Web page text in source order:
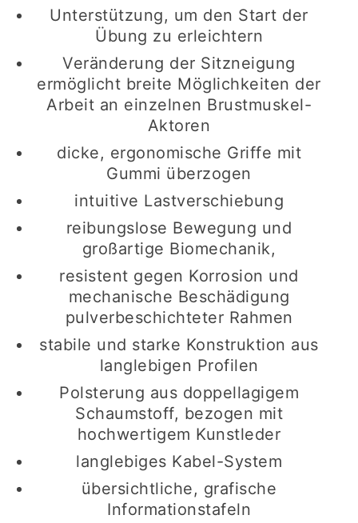
Unterstützung, um den Start der
Übung zu erleichtern
Veränderung der Sitzneigung
ermöglicht breite Möglichkeiten der
Arbeit an einzelnen Brustmuskel-
Aktoren
dicke, ergonomische Griffe mit
Gummi überzogen
intuitive Lastverschiebung
reibungslose Bewegung und
großartige Biomechanik,
resistent gegen Korrosion und
mechanische Beschädigung
pulverbeschichteter Rahmen
stabile und starke Konstruktion aus
langlebigen Profilen
Polsterung aus doppellagigem
Schaumstoff, bezogen mit
hochwertigem Kunstleder
langlebiges Kabel-System
übersichtliche, grafische
Informationstafeln